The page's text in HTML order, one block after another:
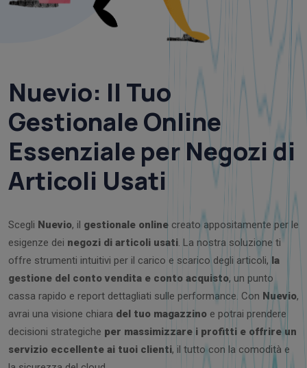
Nuevio: Il Tuo
Gestionale Online
Essenziale per Negozi di
Articoli Usati
Scegli Nuevio, il gestionale online creato appositamente per le
esigenze dei negozi di articoli usati. La nostra soluzione ti
offre strumenti intuitivi per il carico e scarico degli articoli, la
gestione del conto vendita e conto acquisto, un punto
cassa rapido e report dettagliati sulle performance. Con Nuevio,
avrai una visione chiara del tuo magazzino e potrai prendere
decisioni strategiche per massimizzare i profitti e offrire un
servizio eccellente ai tuoi clienti, il tutto con la comodità e